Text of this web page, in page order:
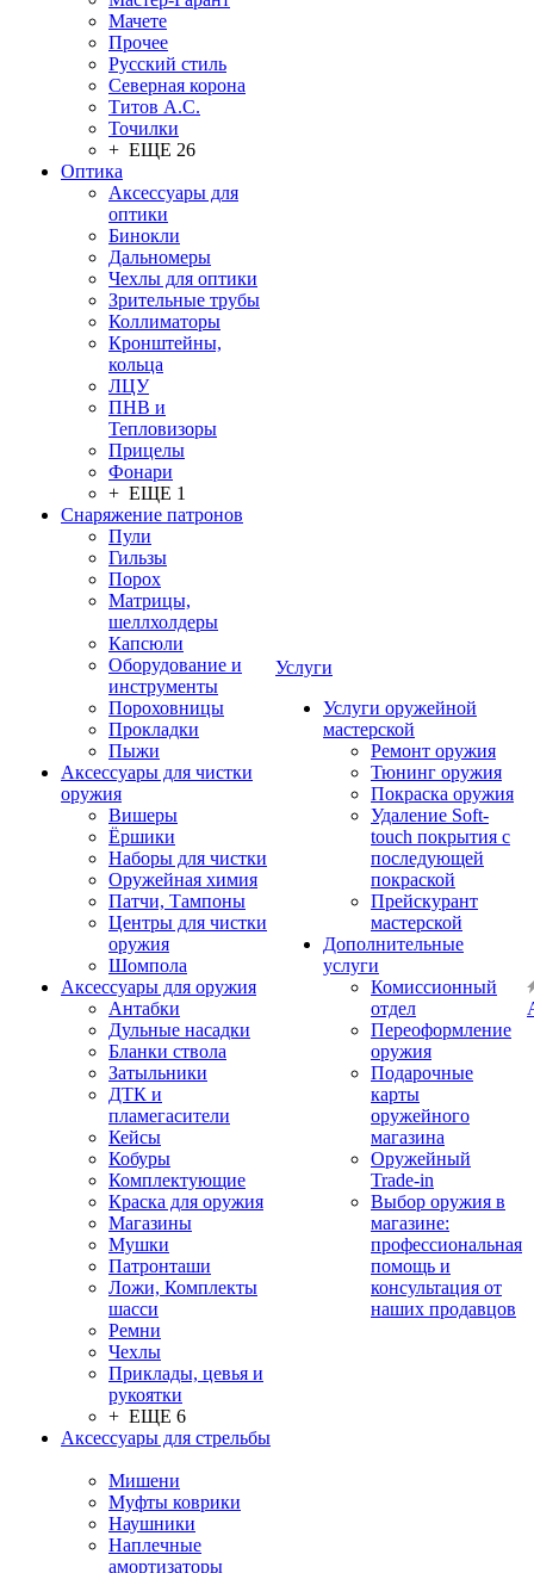
Мачете
Прочее
Русский стиль
Северная корона
Титов А.С.
Точилки
+ ЕЩЕ 26
Оптика
Аксессуары для
оптики
Бинокли
Дальномеры
Чехлы для оптики
Зрительные трубы
Коллиматоры
Кронштейны,
кольца
ЛЦУ
ПНВ и
Тепловизоры
Прицелы
Фонари
+ ЕЩЕ 1
Снаряжение патронов
Пули
Гильзы
Порох
Матрицы,
шеллхолдеры
Капсюли
Оборудование и
инструменты
Пороховницы
Прокладки
Пыжи
Аксессуары для чистки
оружия
Вишеры
Ёршики
Наборы для чистки
Оружейная химия
Патчи, Тампоны
Центры для чистки
оружия
Шомпола
Аксессуары для оружия
Антабки
Дульные насадки
Бланки ствола
Затыльники
ДТК и
пламегасители
Кейсы
Кобуры
Комплектующие
Краска для оружия
Магазины
Мушки
Патронташи
Ложи, Комплекты
шасси
Ремни
Чехлы
Приклады, цевья и
рукоятки
+ ЕЩЕ 6
Аксессуары для стрельбы
Мишени
Муфты коврики
Наушники
Наплечные
амортизаторы
Услуги
Услуги оружейной
мастерской
Ремонт оружия
Тюнинг оружия
Покраска оружия
Удаление Soft-
touch покрытия с
последующей
покраской
Прейскурант
мастерской
Дополнительные
услуги
Комиссионный
отдел
Переоформление
оружия
Подарочные
карты
оружейного
магазина
Оружейный
Trade-in
Выбор оружия в
магазине:
профессиональная
помощь и
консультация от
наших продавцов